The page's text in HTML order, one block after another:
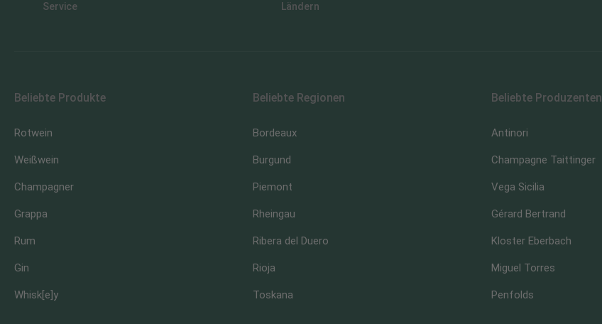
Service
Ländern
Beliebte Produkte
Rotwein
Weißwein
Champagner
Grappa
Rum
Gin
Whisk[e]y
Beliebte Regionen
Bordeaux
Burgund
Piemont
Rheingau
Ribera del Duero
Rioja
Toskana
Beliebte Produzenten
Antinori
Champagne Taittinger
Vega Sicilia
Gérard Bertrand
Kloster Eberbach
Miguel Torres
Penfolds